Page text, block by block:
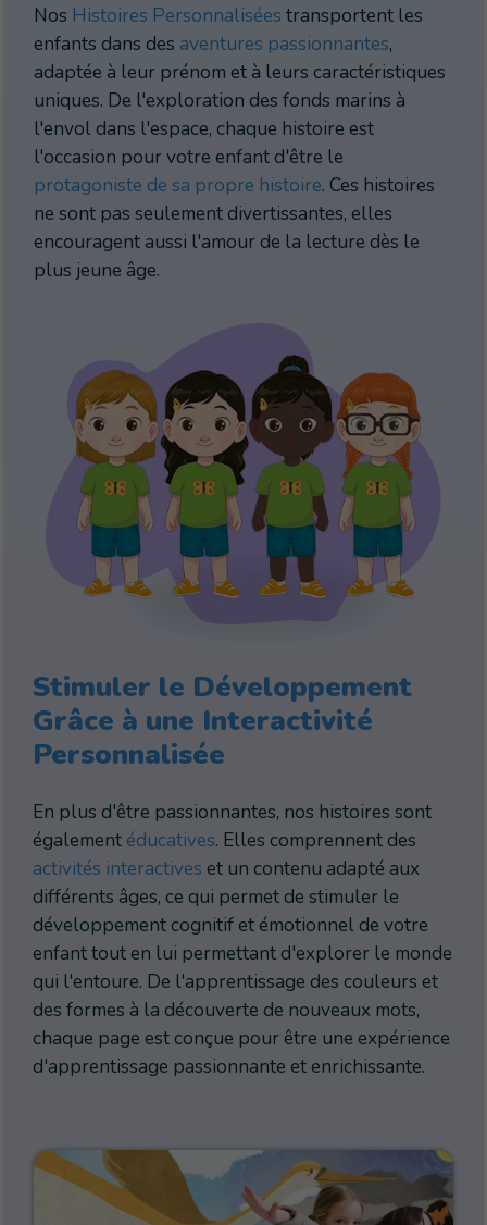
Nos Histoires Personnalisées transportent les
enfants dans des aventures passionnantes,
adaptée à leur prénom et à leurs caractéristiques
uniques. De l'exploration des fonds marins à
l'envol dans l'espace, chaque histoire est
l'occasion pour votre enfant d'être le
protagoniste de sa propre histoire. Ces histoires
ne sont pas seulement divertissantes, elles
encouragent aussi l'amour de la lecture dès le
plus jeune âge.
Stimuler le Développement
Grâce à une Interactivité
Personnalisée
En plus d'être passionnantes, nos histoires sont
également éducatives. Elles comprennent des
activités interactives et un contenu adapté aux
différents âges, ce qui permet de stimuler le
développement cognitif et émotionnel de votre
enfant tout en lui permettant d'explorer le monde
qui l'entoure. De l'apprentissage des couleurs et
des formes à la découverte de nouveaux mots,
chaque page est conçue pour être une expérience
d'apprentissage passionnante et enrichissante.